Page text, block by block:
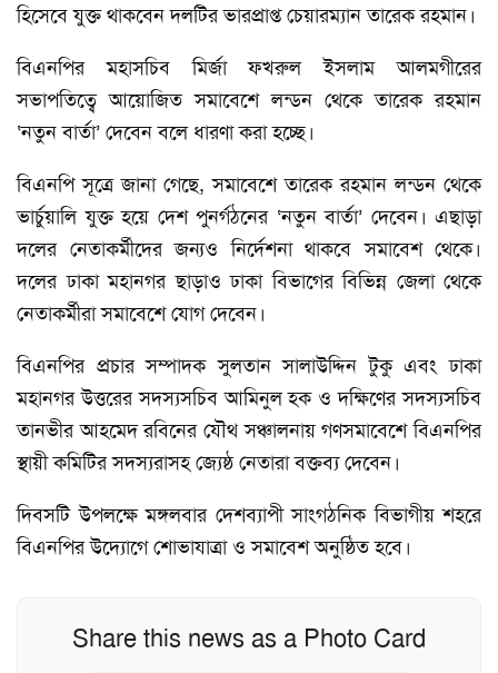
হিসেবে যুক্ত থাকবেন দলটির ভারপ্রাপ্ত চেয়ারম্যান তারেক রহমান।
বিএনপির মহাসচিব মির্জা ফখরুল ইসলাম আলমগীরের
সভাপতিত্বে আয়োজিত সমাবেশে লন্ডন থেকে তারেক রহমান
‘নতুন বার্তা’ দেবেন বলে ধারণা করা হচ্ছে।
বিএনপি সূত্রে জানা গেছে, সমাবেশে তারেক রহমান লন্ডন থেকে
ভার্চুয়ালি যুক্ত হয়ে দেশ পুনর্গঠনের ‘নতুন বার্তা’ দেবেন। এছাড়া
দলের নেতাকর্মীদের জন্যও নির্দেশনা থাকবে সমাবেশ থেকে।
দলের ঢাকা মহানগর ছাড়াও ঢাকা বিভাগের বিভিন্ন জেলা থেকে
নেতাকর্মীরা সমাবেশে যোগ দেবেন।
বিএনপির প্রচার সম্পাদক সুলতান সালাউদ্দিন টুকু এবং ঢাকা
মহানগর উত্তরের সদস্যসচিব আমিনুল হক ও দক্ষিণের সদস্যসচিব
তানভীর আহমেদ রবিনের যৌথ সঞ্চালনায় গণসমাবেশে বিএনপির
স্থায়ী কমিটির সদস্যরাসহ জ্যেষ্ঠ নেতারা বক্তব্য দেবেন।
দিবসটি উপলক্ষে মঙ্গলবার দেশব্যাপী সাংগঠনিক বিভাগীয় শহরে
বিএনপির উদ্যোগে শোভাযাত্রা ও সমাবেশ অনুষ্ঠিত হবে।
Share this news as a Photo Card